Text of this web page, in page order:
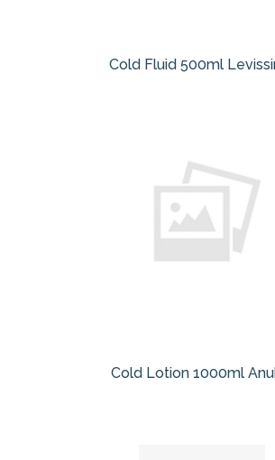
Cold Fluid 500ml
Cold Lotion 1000ml